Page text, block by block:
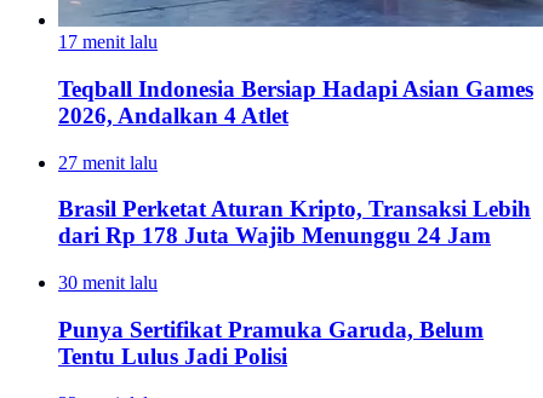
17 menit lalu
Teqball Indonesia Bersiap Hadapi Asian Games
2026, Andalkan 4 Atlet
27 menit lalu
Brasil Perketat Aturan Kripto, Transaksi Lebih
dari Rp 178 Juta Wajib Menunggu 24 Jam
30 menit lalu
Punya Sertifikat Pramuka Garuda, Belum
Tentu Lulus Jadi Polisi